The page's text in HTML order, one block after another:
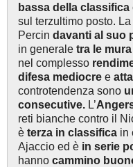
bassa della classifica
sul terzultimo posto.
Percin davanti al suo
in generale tra le
nel complesso
difesa mediocre e
controtendenza sono
consecutive. L’
reti bianche contro il
è terza in classifica in
Ajaccio ed è in serie
hanno cammino